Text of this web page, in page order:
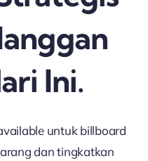
Ini.
untuk billboard
dan tingkatkan